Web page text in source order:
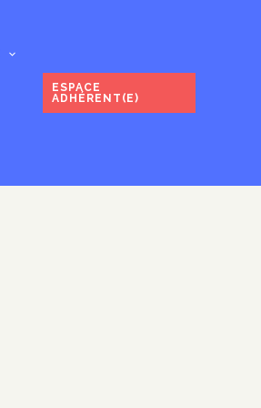
ESPACE
ADHÉRENT(E)